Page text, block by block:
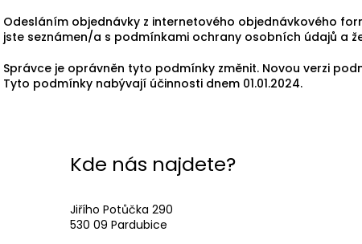
Odesláním objednávky z internetového objednávkového
jste seznámen/a s podmínkami ochrany osobních údajů a
Správce je oprávněn tyto podmínky změnit. Novou verzi
Tyto podmínky nabývají účinnosti dnem 01.01.2024.
Kde nás najdete?
Jiřího Potůčka 290
530 09 Pardubice